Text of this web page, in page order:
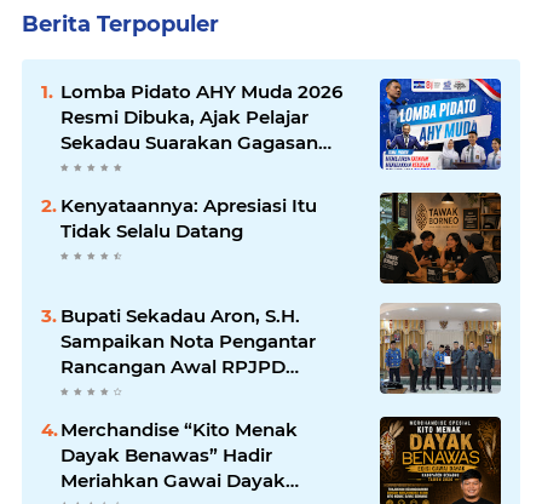
Berita Terpopuler
Lomba Pidato AHY Muda 2026
Resmi Dibuka, Ajak Pelajar
Sekadau Suarakan Gagasan
untuk Masa Depan Bangsa
Kenyataannya: Apresiasi Itu
Tidak Selalu Datang
Bupati Sekadau Aron, S.H.
Sampaikan Nota Pengantar
Rancangan Awal RPJPD
Kabupaten Sekadau 2025-2045
Merchandise “Kito Menak
Dayak Benawas” Hadir
Meriahkan Gawai Dayak